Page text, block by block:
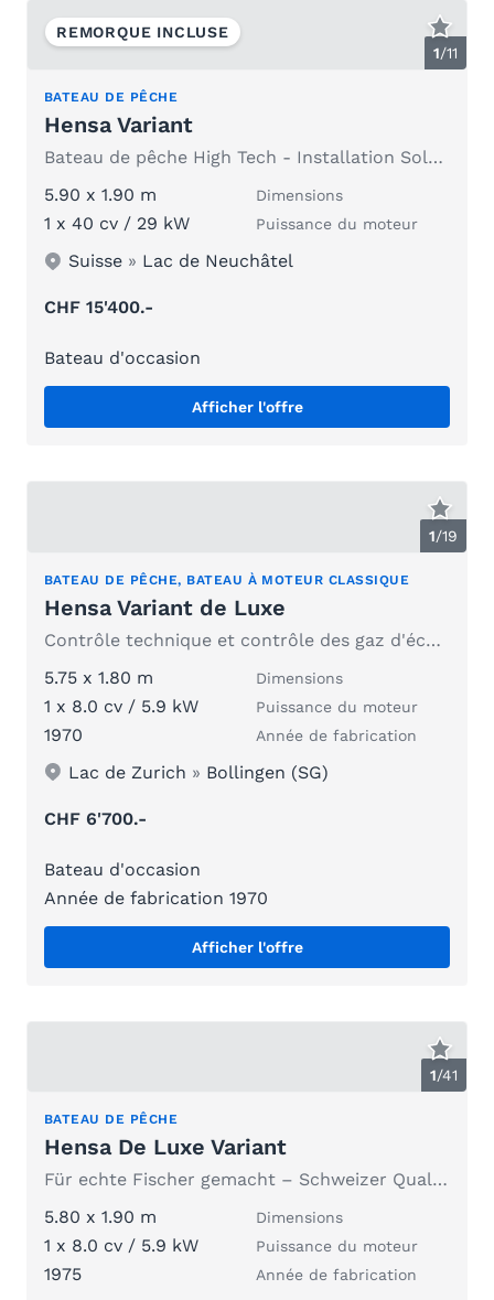
1/11
REMORQUE INCLUSE
BATEAU DE PÊCHE
Hensa Variant
Bateau de pêche High Tech - Installation Solaire
5.90 x 1.90 m
Dimensions
1 x 40 cv / 29 kW Puissance du moteur
Suisse » Lac de Neuchâtel
CHF 15'400.-
Bateau d'occasion
Afficher l'offre
1/19
BATEAU DE PÊCHE, BATEAU À MOTEUR CLASSIQUE
Hensa Variant de Luxe
Contrôle technique et contrôle des gaz d'échappement 2025, validité à compter d'octobre 2026 uniquement
5.75 x 1.80 m
Dimensions
1 x 8.0 cv / 5.9 kW Puissance du moteur
1970 Année de fabrication
Lac de Zurich » Bollingen (SG)
CHF 6'700.-
Bateau d'occasion
Année de fabrication 1970
Afficher l'offre
1/41
BATEAU DE PÊCHE
Hensa De Luxe Variant
Für echte Fischer gemacht – Schweizer Qualität.
5.80 x 1.90 m
Dimensions
1 x 8.0 cv / 5.9 kW Puissance du moteur
1975 Année de fabrication